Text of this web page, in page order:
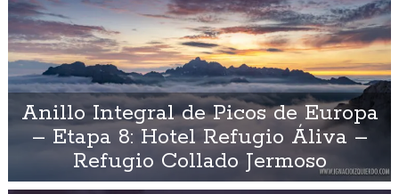
Anillo Integral de Picos de Europa
– Etapa 8: Hotel Refugio Áliva –
Refugio Collado Jermoso